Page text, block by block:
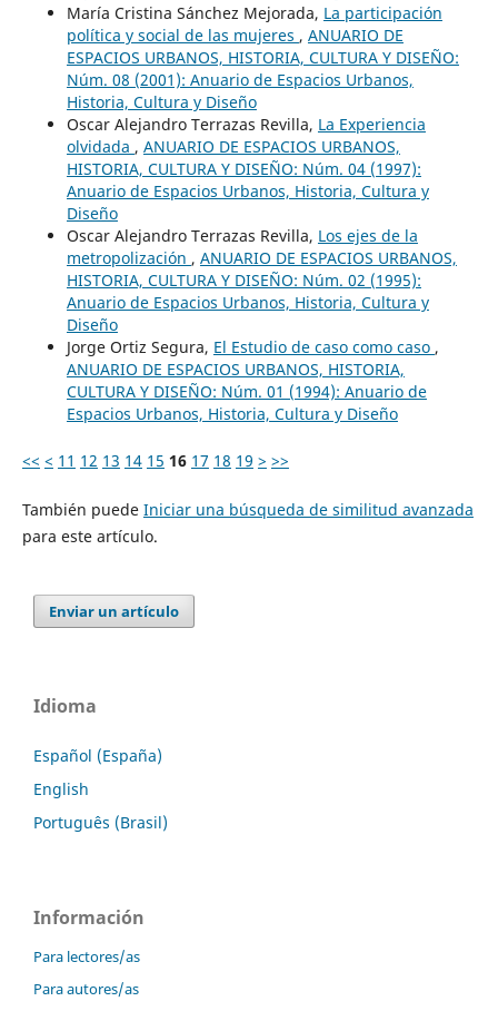
María Cristina Sánchez Mejorada, La participación
política y social de las mujeres , ANUARIO DE
ESPACIOS URBANOS, HISTORIA, CULTURA Y DISEÑO:
Núm. 08 (2001): Anuario de Espacios Urbanos,
Historia, Cultura y Diseño
Oscar Alejandro Terrazas Revilla, La Experiencia
olvidada , ANUARIO DE ESPACIOS URBANOS,
HISTORIA, CULTURA Y DISEÑO: Núm. 04 (1997):
Anuario de Espacios Urbanos, Historia, Cultura y
Diseño
Oscar Alejandro Terrazas Revilla, Los ejes de la
metropolización , ANUARIO DE ESPACIOS URBANOS,
HISTORIA, CULTURA Y DISEÑO: Núm. 02 (1995):
Anuario de Espacios Urbanos, Historia, Cultura y
Diseño
Jorge Ortiz Segura, El Estudio de caso como caso ,
ANUARIO DE ESPACIOS URBANOS, HISTORIA,
CULTURA Y DISEÑO: Núm. 01 (1994): Anuario de
Espacios Urbanos, Historia, Cultura y Diseño
<< < 11 12 13 14 15 16 17 18 19 > >>
También puede Iniciar una búsqueda de similitud avanzada
para este artículo.
Enviar un artículo
Idioma
Español (España)
English
Português (Brasil)
Información
Para lectores/as
Para autores/as